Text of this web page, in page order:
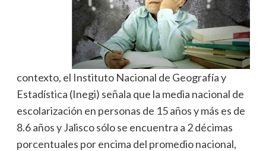
contexto, el Instituto Nacional de Geografía y
Estadística (Inegi) señala que la media nacional de
escolarización en personas de 15 años y más es de
8.6 años y Jalisco sólo se encuentra a 2 décimas
porcentuales por encima del promedio nacional,